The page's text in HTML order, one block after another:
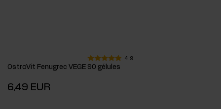
4.9
OstroVit Fenugrec VEGE 90 gélules
6,49 EUR